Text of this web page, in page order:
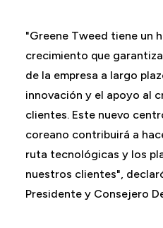
"Greene Tweed tiene un
crecimiento que
de la empresa a largo
innovación y el apoyo al
clientes. Este nuevo
coreano contribuirá a
ruta tecnológicas y los
nuestros clientes",
Presidente y Consejero